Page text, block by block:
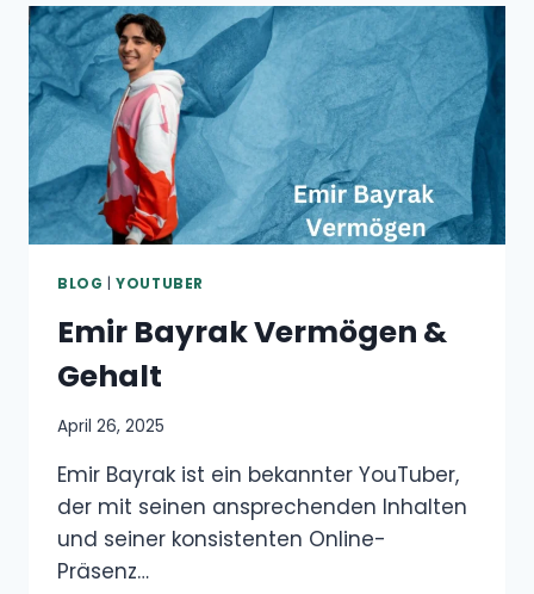
BLOG |YOUTUBER
Emir Bayrak Vermögen &
Gehalt
April 26, 2025
Emir Bayrak ist ein bekannter YouTuber,
der mit seinen ansprechenden Inhalten
und seiner konsistenten Online-
Präsenz…